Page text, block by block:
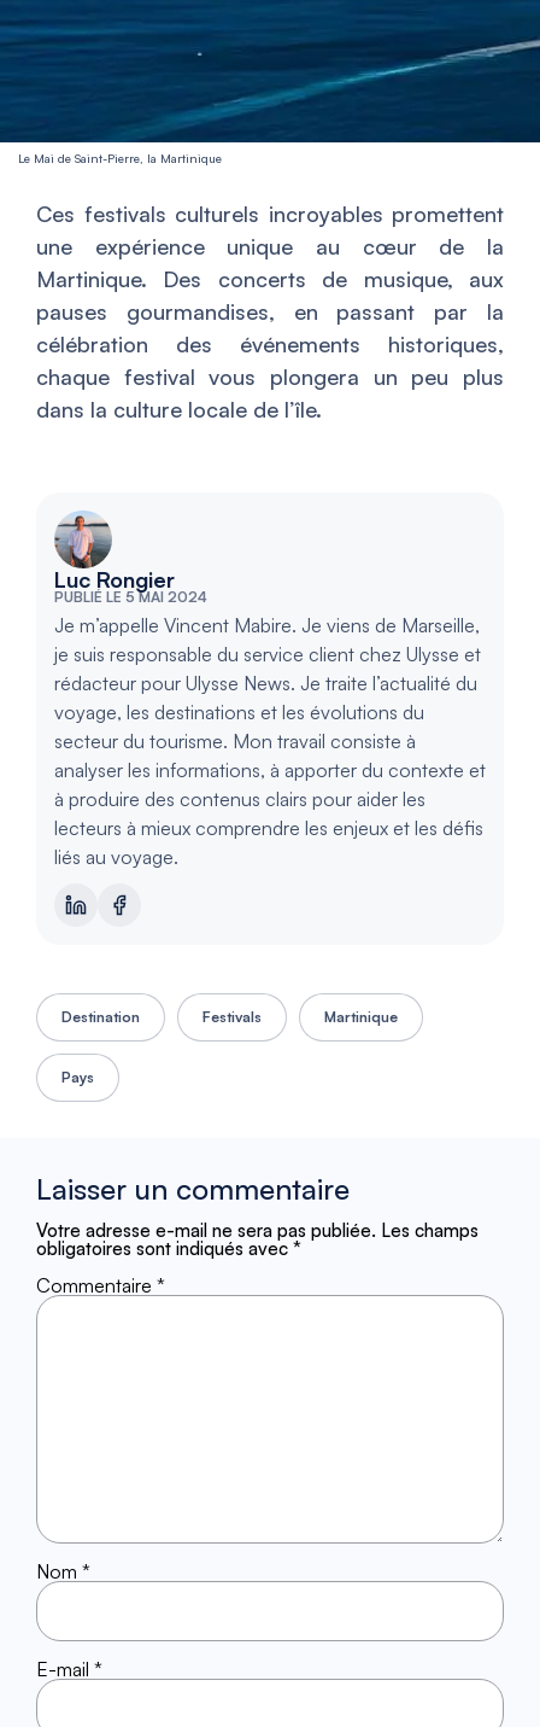
Le Mai de Saint-Pierre, la Martinique
Ces festivals culturels incroyables promettent
une expérience unique au cœur de la
Martinique. Des concerts de musique, aux
pauses gourmandises, en passant par la
célébration des événements historiques,
chaque festival vous plongera un peu plus
dans la culture locale de l’île.
Luc Rongier
PUBLIÉ LE 5 MAI 2024
Je m’appelle Vincent Mabire. Je viens de Marseille,
je suis responsable du service client chez Ulysse et
rédacteur pour Ulysse News. Je traite l’actualité du
voyage, les destinations et les évolutions du
secteur du tourisme. Mon travail consiste à
analyser les informations, à apporter du contexte et
à produire des contenus clairs pour aider les
lecteurs à mieux comprendre les enjeux et les défis
liés au voyage.
Destination Festivals Martinique
Pays
Laisser un commentaire
Votre adresse e-mail ne sera pas publiée. Les champs
obligatoires sont indiqués avec *
Commentaire *
Nom *
E-mail *